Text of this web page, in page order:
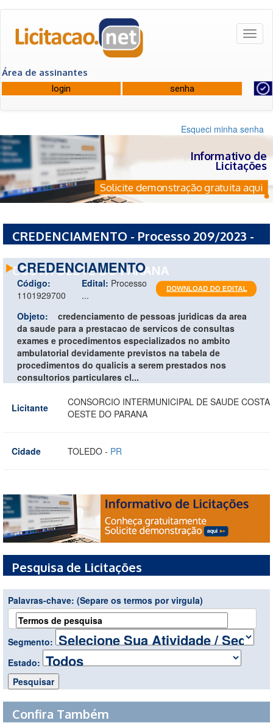
Área de assinantes
Esqueci minha senha
Informativo de
Licitações
Solicite demonstração gratuita aqui
CREDENCIAMENTO - Processo 209/2023 -
COSTA OESTE DO PARANA
CREDENCIAMENTO
Código:
1101929700
Edital: Processo
...
Objeto:
credenciamento de pessoas juridicas da area
da saude para a prestacao de servicos de consultas
exames e procedimentos especializados no ambito
ambulatorial devidamente previstos na tabela de
procedimentos do qualicis a serem prestados nos
consultorios particulares cl...
Licitante
CONSORCIO INTERMUNICIPAL DE SAUDE COSTA
OESTE DO PARANA
Cidade TOLEDO - PR
Pesquisa de Licitações
Palavras-chave: (Separe os termos por virgula)
Segmento:
Estado:
Confira Também